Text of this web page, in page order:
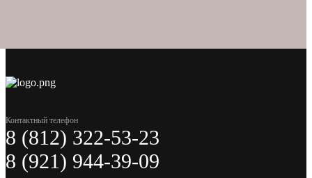
Контактный телефон
8 (812) 322-53-23
8 (921) 944-39-09